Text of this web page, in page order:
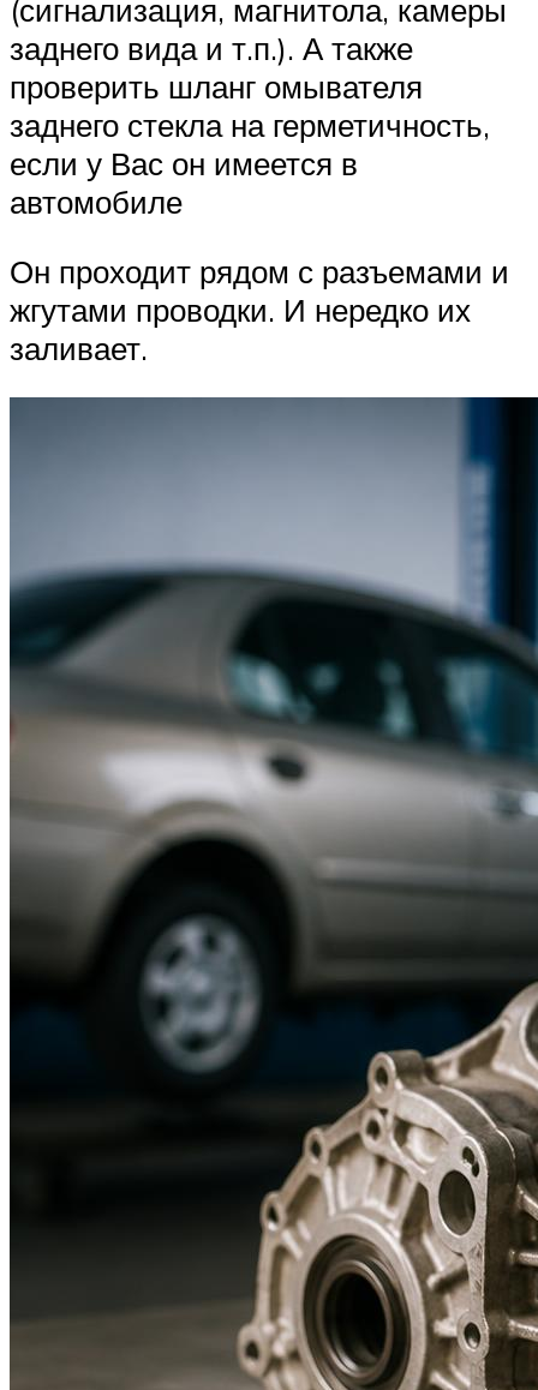
(сигнализация, магнитола, камеры
заднего вида и т.п.). А также
проверить шланг омывателя
заднего стекла на герметичность,
если у Вас он имеется в
автомобиле
Он проходит рядом с разъемами и
жгутами проводки. И нередко их
заливает.